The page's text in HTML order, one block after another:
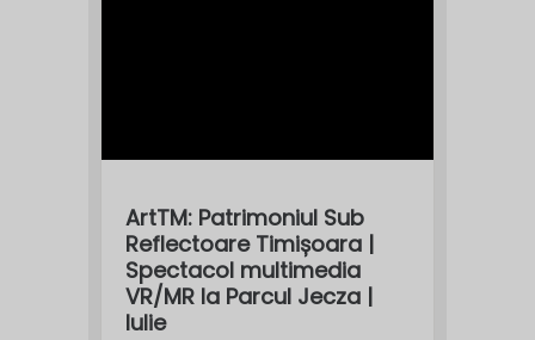
ArtTM: Patrimoniul Sub
Reflectoare Timișoara |
Spectacol multimedia
VR/MR la Parcul Jecza |
Iulie